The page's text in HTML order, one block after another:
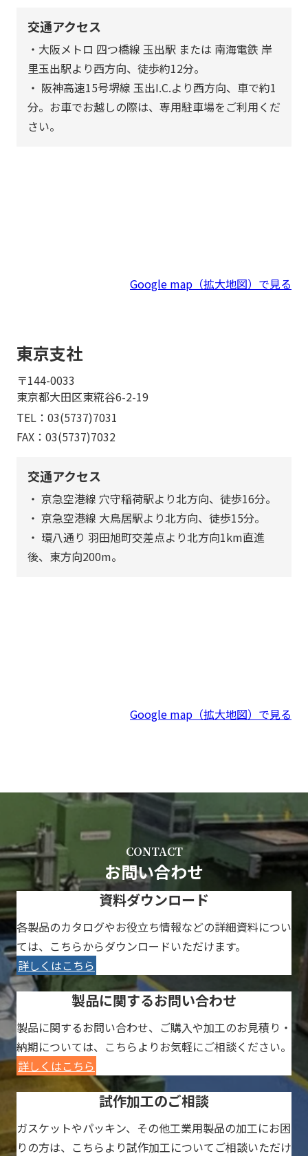
交通アクセス
・大阪メトロ 四つ橋線 玉出駅 または 南海電鉄 岸
里玉出駅より西方向、徒歩約12分。
・ 阪神高速15号堺線 玉出I.C.より西方向、車で約1
分。お車でお越しの際は、専用駐車場をご利用くだ
さい。
Google map（拡大地図）で見る
東京支社
〒144-0033
東京都大田区東糀谷6-2-19
TEL： 03(5737)7031
FAX：03(5737)7032
交通アクセス
・ 京急空港線 穴守稲荷駅より北方向、徒歩16分。
・ 京急空港線 大鳥居駅より北方向、徒歩15分。
・ 環八通り 羽田旭町交差点より北方向1km直進
後、東方向200m。
Google map（拡大地図）で見る
CONTACT
お問い合わせ
資料ダウンロード
各製品のカタログやお役立ち情報などの詳細資料につい
ては、こちらからダウンロードいただけます。
詳しくはこちら
製品に関するお問い合わせ
製品に関するお問い合わせ、ご購入や加工のお見積り・
納期については、こちらよりお気軽にご相談ください。
詳しくはこちら
試作加工のご相談
ガスケットやパッキン、その他工業用製品の加工にお困
りの方は、こちらより試作加工についてご相談いただけ